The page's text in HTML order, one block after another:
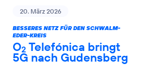
20. März 2026
BESSERES NETZ FÜR DEN SCHWALM-
EDER-KREIS
O2 Telefónica bringt
5G nach Gudensberg